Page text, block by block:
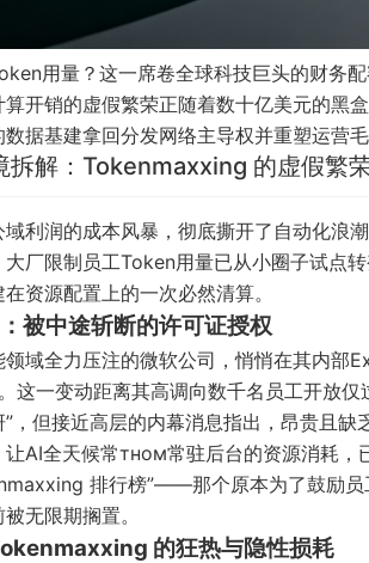
用量？这一席卷全球科技巨头的财务
算开销的虚假繁荣正随着数十亿美元的黑
据基建拿回分发网络主导权并重塑运营
拆解：Tokenmaxxing 的虚假繁
利润的成本风暴，彻底撕开了自动化浪
大厂限制员工Token用量已从小圈子试点
资源配置上的一次必然清算。
被中途斩断的许可证授权
领域全力压注的微软公司，悄悄在其内
这一变动距离其高调向数千名员工开放
，但接近高层的内幕消息指出，昂贵且
让AI全天候常тном常驻后台的资源消耗
排行榜”——那个原本为了鼓励
无限期搁置。
的狂热与隐性损耗